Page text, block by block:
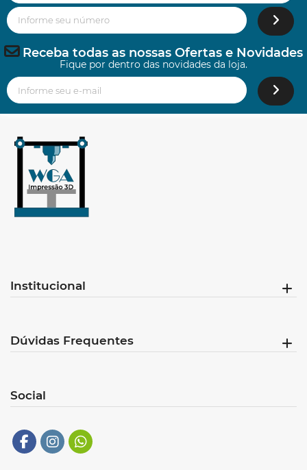
Receba todas as nossas Ofertas e Novidades
Fique por dentro das novidades da loja.
Institucional
Dúvidas Frequentes
Social